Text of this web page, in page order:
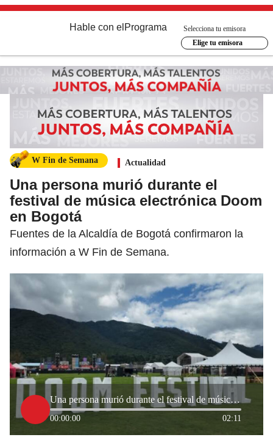
Hable con el Programa
Selecciona tu emisora
Elige tu emisora
W Fin de Semana Actualidad
Una persona murió durante el
festival de música electrónica Doom
en Bogotá
Fuentes de la Alcaldía de Bogotá confirmaron la
información a W Fin de Semana.
Una persona murió durante el festival de música electrónica Doom en Bogotá
00:00:00 02:11